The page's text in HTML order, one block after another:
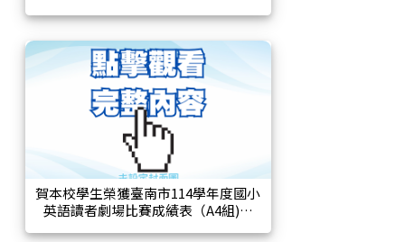
賀本校學生榮獲臺南市114學年度國小
英語讀者劇場比賽成績表（A4組)特